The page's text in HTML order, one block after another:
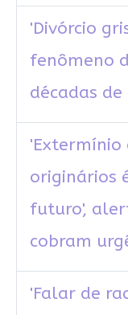
'Divórcio
fenômeno
décadas
'Extermínio
originários
futuro',
cobram
'Falar de